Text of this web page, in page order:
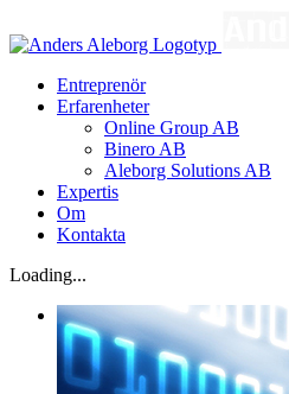
till
Entreprenör
Erfarenheter
Online Group AB
Binero AB
Aleborg Solutions AB
Expertis
Om
Kontakta
Loading...